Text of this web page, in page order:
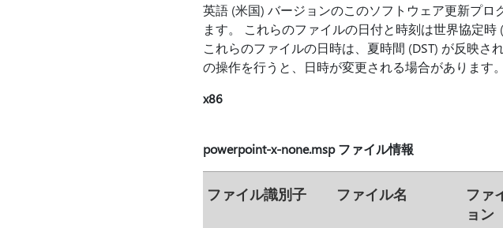
英語 (米国) バージョンのこのソフトウェア更新プ
ます。 これらのファイルの日付と時刻は世界協定時
これらのファイルの日時は、夏時間 (DST) が反映
の操作を行うと、日時が変更される場合があります。
x86
powerpoint-x-none.msp ファイル情報
ファイル識別子 ファイル名
ファ
ョン